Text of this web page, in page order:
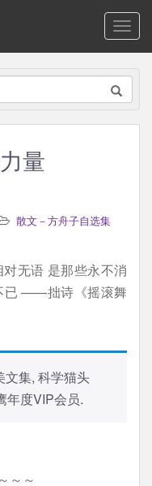
量
散文－方舟子自选集
无语 是那些永不消
已 ——拙诗《摇滚舞
文集, 科学猫头
年度VIP会员.
～～